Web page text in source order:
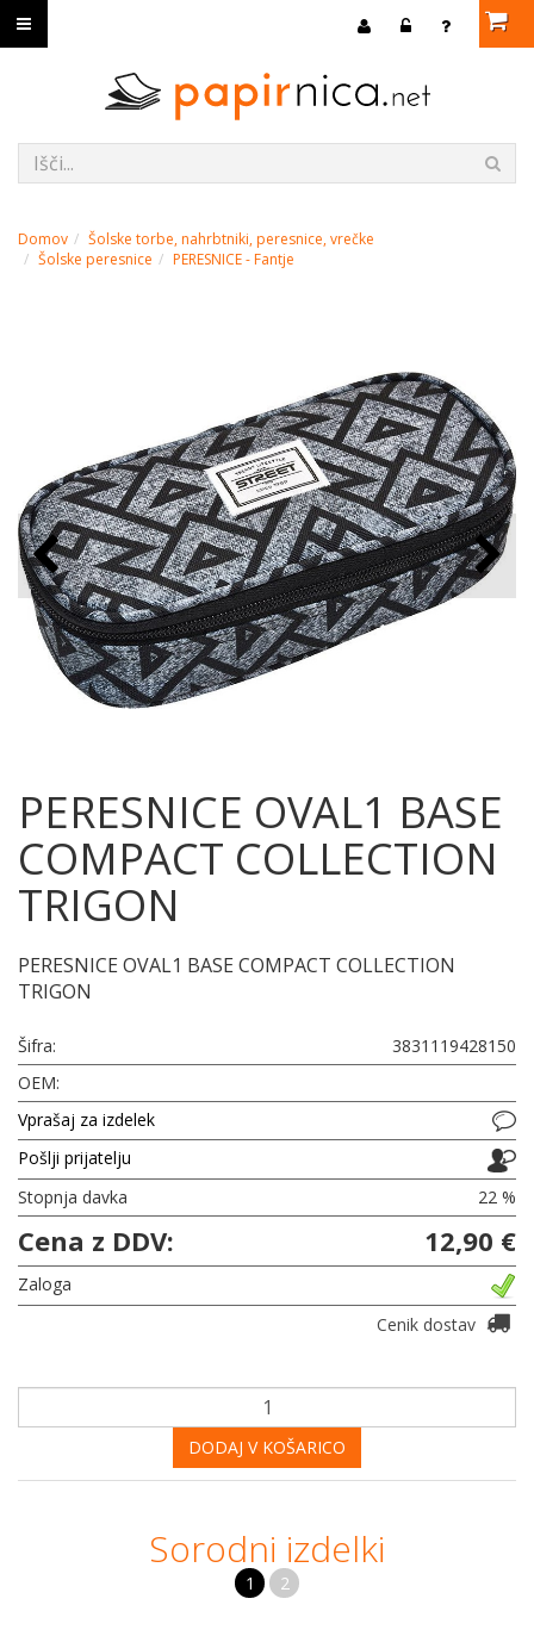
Domov
Šolske torbe, nahrbtniki, peresnice, vrečke
Šolske peresnice
PERESNICE - Fantje
PERESNICE OVAL1 BASE
COMPACT COLLECTION
TRIGON
PERESNICE OVAL1 BASE COMPACT COLLECTION
TRIGON
Šifra:
3831119428150
OEM:
Vprašaj za izdelek
Pošlji prijatelju
Stopnja davka
22 %
Cena z DDV: 12,90 €
Zaloga
Cenik dostav
DODAJ V KOŠARICO
Sorodni izdelki
1 2